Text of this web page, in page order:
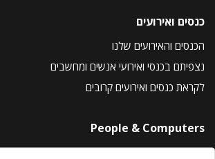
כנסים ואירועים
הכנסים והאירועים שלנו
נצפיתם בכנסי ואירועי אנשים ומחשבים
לקראת כנסים ואירועים קרובים
People & Computers
About Us